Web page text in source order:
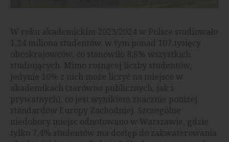
W roku akademickim 2023/2024 w Polsce studiowało
1,24 miliona studentów, w tym ponad 107 tysięcy
obcokrajowców, co stanowiło 8,6% wszystkich
studiujących. Mimo rosnącej liczby studentów,
jedynie 10% z nich może liczyć na miejsce w
akademikach (zarówno publicznych, jak i
prywatnych), co jest wynikiem znacznie poniżej
standardów Europy Zachodniej. Szczególne
niedobory miejsc odnotowano w Warszawie, gdzie
tylko 7,4% studentów ma dostęp do zakwaterowania